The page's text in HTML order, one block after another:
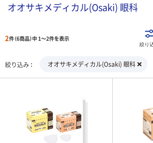
オオサキメディカル(Osaki) 眼科
2件（6商品）中 1～2件を表示
絞り
絞り込み オオサキメディカル(Osaki) 眼科